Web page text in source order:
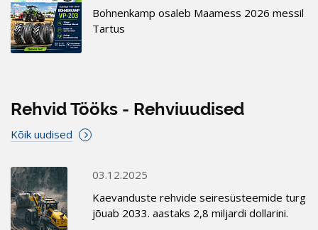
Bohnenkamp osaleb Maamess 2026 messil
Tartus
Rehvid Tööks - Rehviuudised
Kõik uudised
03.12.2025
Kaevanduste rehvide seiresüsteemide turg
jõuab 2033. aastaks 2,8 miljardi dollarini.